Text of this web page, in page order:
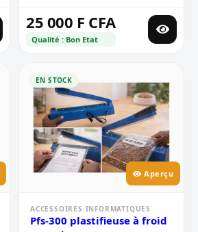
25 000 F CFA
Qualité : Bon Etat
EN STOCK
Aperçu
ACCESSOIRES INFORMATIQUES
Pfs-300 plastifieuse à froid